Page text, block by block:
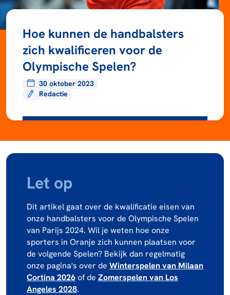
Hoe kunnen de handbalsters
zich kwalificeren voor de
Olympische Spelen?
30 oktober 2023
Redactie
Let op
Dit artikel gaat over de kwalificatie eisen van
onze handbalsters voor de Olympische Spelen
van Parijs 2024. Wil je weten hoe onze
sporters in Oranje zich kunnen plaatsen voor
de volgende Spelen? Bekijk dan regelmatig
onze pagina's over de Winterspelen van Milaan
Cortina 2026of de Zomerspelen van Los
Angeles 2028.